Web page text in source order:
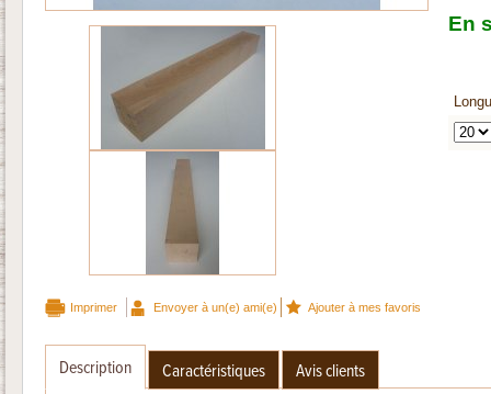
Imprimer Envoyer à un(e) ami(e) Ajouter à mes favoris
En
Description Caractéristiques Avis clients